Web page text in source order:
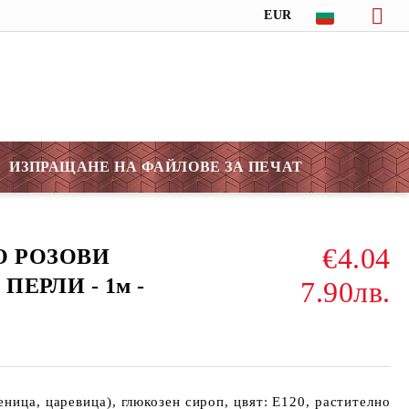
EUR
ИЗПРАЩАНЕ НА ФАЙЛОВЕ ЗА ПЕЧАТ
РОЗОВИ
- 1м -
€4.04
7.90лв.
царевица), глюкозен сироп, цвят: E120, растително